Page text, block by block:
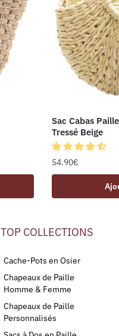
Sac Cabas Paille
Tressé Beige
54.90€
TOP COLLECTIONS
Cache-Pots en Osier
Chapeaux de Paille
Homme & Femme
Chapeaux de Paille
Personnalisés